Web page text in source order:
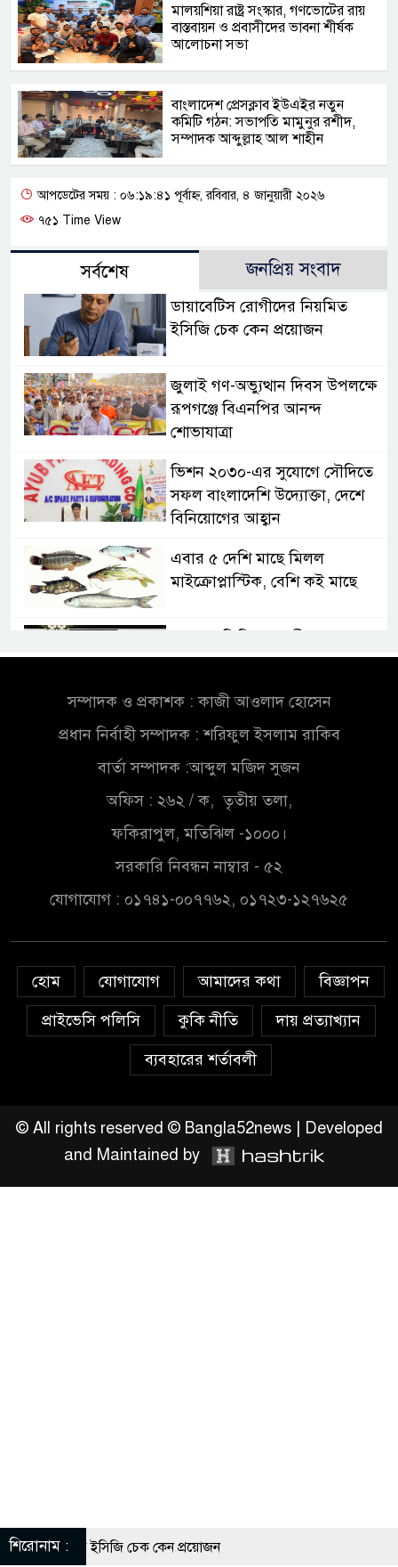
মালয়শিয়া রাষ্ট্র সংস্কার, গণভোটের রায়
বাস্তবায়ন ও প্রবাসীদের ভাবনা শীর্ষক
আলোচনা সভা
বাংলাদেশ প্রেসক্লাব ইউএইর নতুন
কমিটি গঠন: সভাপতি মামুনুর রশীদ,
সম্পাদক আব্দুল্লাহ আল শাহীন
আপডেটের সময় : ০৬:১৯:৪১ পূর্বাহ্ন, রবিবার, ৪ জানুয়ারী ২০২৬
৭৫১ Time View
সর্বশেষ জনপ্রিয় সংবাদ
ডায়াবেটিস রোগীদের নিয়মিত
ইসিজি চেক কেন প্রয়োজন
জুলাই গণ-অভ্যুত্থান দিবস উপলক্ষে
রূপগঞ্জে বিএনপির আনন্দ
শোভাযাত্রা
ভিশন ২০৩০-এর সুযোগে সৌদিতে
সফল বাংলাদেশি উদ্যোক্তা, দেশে
বিনিয়োগের আহ্বান
এবার ৫ দেশি মাছে মিলল
মাইক্রোপ্লাস্টিক, বেশি কই মাছে
খালেকের ইন্তেকাল
অগ্রযাত্রায় নতুন অধ্যায়
বাংলাদেশে বর্তমানে স্থিতিশীল
এখনই উপযুক্ত সময়
সরকার,প্রবাসীদের বিনিয়োগের
চাঁদপুরে মাটির নিচে গাঁজার ড্রাম,
মাদক কারবারি আটক
লুটপাট ও পাচারমুখী বাজেট
সংশোধনের দাবিতে ফরিদগঞ্জে
উঠান বৈঠক
সম্পাদক ও প্রকাশক : কাজী আওলাদ হোসেন
প্রধান নির্বাহী সম্পাদক : শরিফুল ইসলাম রাকিব
বার্তা সম্পাদক :আব্দুল মজিদ সুজন
অফিস : ২৬২ / ক, তৃতীয় তলা,
ফকিরাপুল, মতিঝিল -১০০০।
সরকারি নিবন্ধন নাম্বার - ৫২
যোগাযোগ : ০১৭৪১-০০৭৭৬২, ০১৭২৩-১২৭৬২৫
হোম যোগাযোগ আমাদের কথা
বিজ্ঞাপন
প্রাইভেসি পলিসি
কুকি নীতি
দায় প্রত্যাখ্যান
ব্যবহারের শর্তাবলী
© All rights reserved © Bangla52news | Developed
and Maintained by
শিরোনাম :
নিয়মিত ইসিজি চেক কেন প্রয়োজন